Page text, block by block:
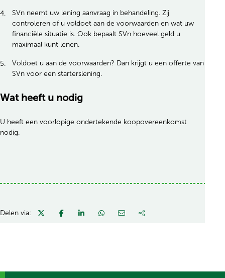
SVn neemt uw lening aanvraag in behandeling. Zij
controleren of u voldoet aan de voorwaarden en wat uw
financiële situatie is. Ook bepaalt SVn hoeveel geld u
maximaal kunt lenen.
Voldoet u aan de voorwaarden? Dan krijgt u een offerte van
SVn voor een starterslening.
Wat heeft u nodig
U heeft een voorlopige ondertekende koopovereenkomst
nodig.
Delen via: